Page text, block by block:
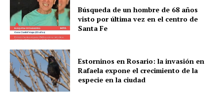
Búsqueda de un hombre de 68 años
visto por última vez en el centro de
Santa Fe
Estorninos en Rosario: la invasión en
Rafaela expone el crecimiento de la
especie en la ciudad